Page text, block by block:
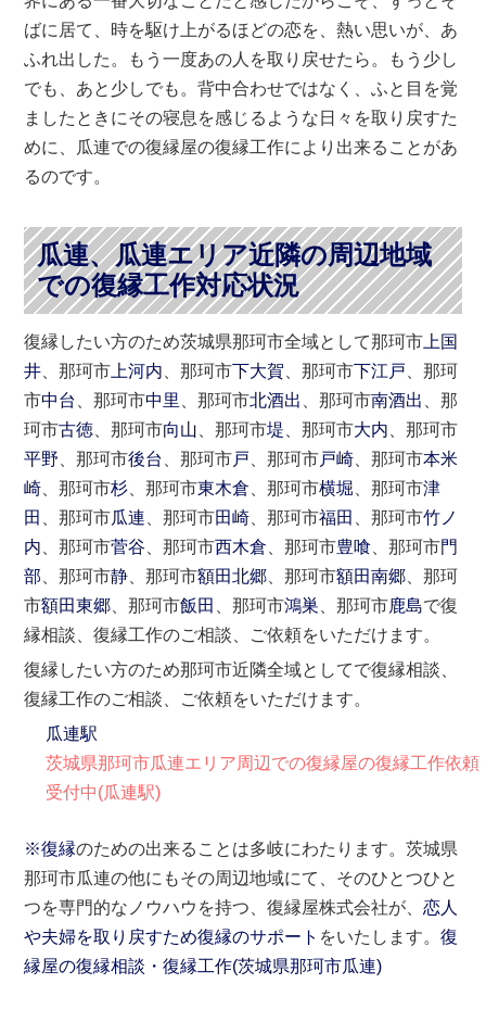
ばに居て、時を駆け上がるほどの恋を、熱い思いが、あ
ふれ出した。もう一度あの人を取り戻せたら。もう少し
でも、あと少しでも。背中合わせではなく、ふと目を覚
ましたときにその寝息を感じるような日々を取り戻すた
めに、瓜連での復縁屋の復縁工作により出来ることがあ
るのです。
瓜連、瓜連エリア近隣の周辺地域
での復縁工作対応状況
復縁したい方のため茨城県那珂市全域として那珂市 上国
井 、那珂市 上河内 、那珂市下大賀 、那珂市下江戸 、那珂
市中台 、那珂市中里 、那珂市北酒出 、那珂市南酒出
、那
珂市古徳 、那珂市向山 、那珂市堤 、那珂市大内 、那珂市
平野 、那珂市後台 、那珂市戸 、那珂市戸崎 、那珂市本米
崎 、那珂市杉 、那珂市東木倉 、那珂市横堀 、那珂市津
田
、那珂市瓜連 、那珂市田崎 、那珂市福田 、那珂市竹ノ
内 、那珂市菅谷 、那珂市西木倉 、那珂市豊喰 、那珂市門
部 、那珂市静 、那珂市額田北郷 、那珂市額田南郷 、那珂
市額田東郷 、那珂市飯田 、那珂市鴻巣 、那珂市鹿島で復
縁相談、復縁工作のご相談、ご依頼をいただけます。
復縁したい方のため那珂市近隣全域としてで復縁相談、
復縁工作のご相談、ご依頼をいただけます。
瓜連駅
茨城県那珂市瓜連エリア周辺での復縁屋の復縁工作依頼
受付中(瓜連駅)
※復縁のための出来ることは多岐にわたります。茨城県
那珂市瓜連の他にもその周辺地域にて、そのひとつひと
つを専門的なノウハウを持つ、復縁屋株式会社が、恋人
や夫婦を取り戻すため復縁のサポート をいたします。復
縁屋の復縁相談・復縁工作(茨城県那珂市瓜連)